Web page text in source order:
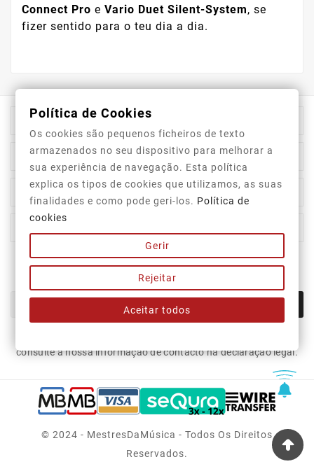
Connect Pro e Vario Duet Silent-System, se
fizer sentido para o teu dia a dia.
Informação Da Loja
Top Categorias
A Nossa Empresa

Newsletter
consulte a nossa informação de contacto na declaração legal.
© 2024 - MestresDaMúsica - Todos Os Direitos
Reservados.
Política de Cookies
Os cookies são pequenos ficheiros de texto
armazenados no seu dispositivo para melhorar a
sua experiência de navegação. Esta política
explica os tipos de cookies que utilizamos, as suas
finalidades e como pode geri-los. Política de
cookies
Gerir
Rejeitar
Aceitar todos